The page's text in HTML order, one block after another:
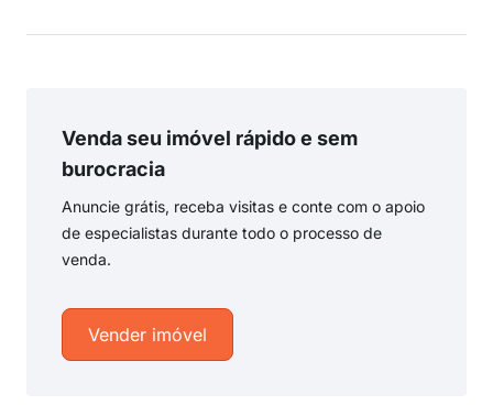
Venda seu imóvel rápido e sem
burocracia
Anuncie grátis, receba visitas e conte com o apoio
de especialistas durante todo o processo de
venda.
Vender imóvel